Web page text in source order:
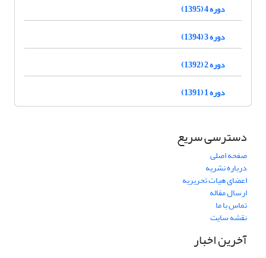
دوره 4 (1395)
دوره 3 (1394)
دوره 2 (1392)
دوره 1 (1391)
دسترسی سریع
صفحه اصلی
درباره نشریه
اعضای هیات تحریریه
ارسال مقاله
تماس با ما
نقشه سایت
آخرین اخبار